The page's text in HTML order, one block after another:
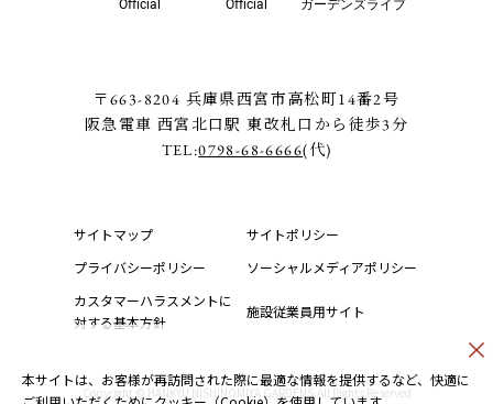
本サイトは、お客様が再訪問された際に最適な情報を提供するなど、快適に
Official Official ガーデンズライブ
〒663-8204 兵庫県西宮市高松町14番2号
阪急電車 西宮北口駅 東改札口から徒歩3分
TEL:0798-68-6666(代)
サイトマップ
サイトポリシー
プライバシーポリシー
ソーシャルメディアポリシー
カスタマーハラスメントに
対する基本方針
施設従業員用サイト
Copyright © HANKYU NISHINOMIYA GARDENS.All Rights Reserved